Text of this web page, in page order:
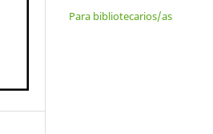
Para bibliotecarios/as